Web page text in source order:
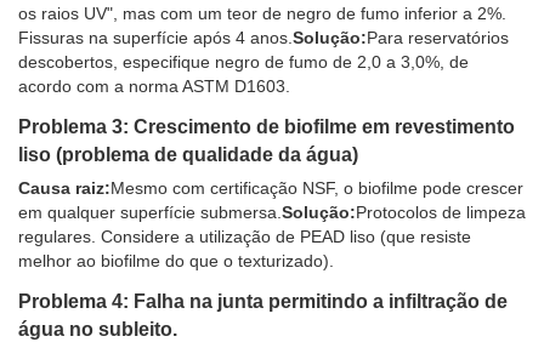
os raios UV", mas com um teor de negro de fumo inferior a 2%.
Fissuras na superfície após 4 anos. Solução:Para reservatórios
descobertos, especifique negro de fumo de 2,0 a 3,0%, de
acordo com a norma ASTM D1603.
Problema 3: Crescimento de biofilme em revestimento
liso (problema de qualidade da água)
Causa raiz:Mesmo com certificação NSF, o biofilme pode crescer
em qualquer superfície submersa. Solução:Protocolos de limpeza
regulares. Considere a utilização de PEAD liso (que resiste
melhor ao biofilme do que o texturizado).
Problema 4: Falha na junta permitindo a infiltração de
água no subleito.